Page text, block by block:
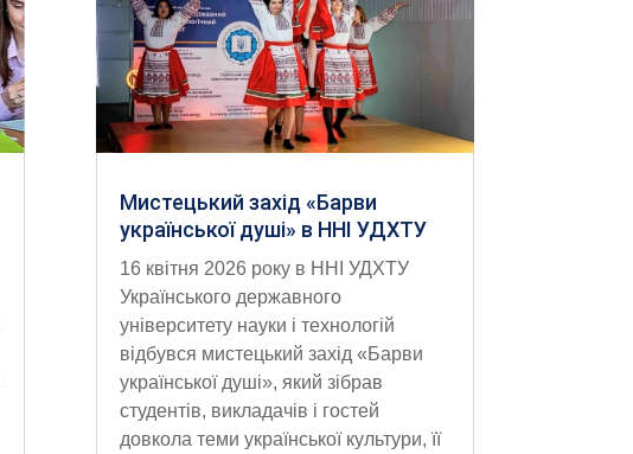
Мистецький захід «Барви
української душі» в ННІ УДХТУ
16 квітня 2026 року в ННІ УДХТУ
Українського державного
університету науки і технологій
відбувся мистецький захід «Барви
української душі», який зібрав
студентів, викладачів і гостей
довкола теми української культури, її